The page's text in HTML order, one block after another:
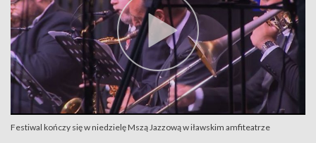
Festiwal kończy się w niedzielę Mszą Jazzową w iławskim amfiteatrze